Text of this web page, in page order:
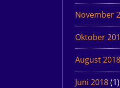
November
Oktober
August 2018
Juni 2018(1)